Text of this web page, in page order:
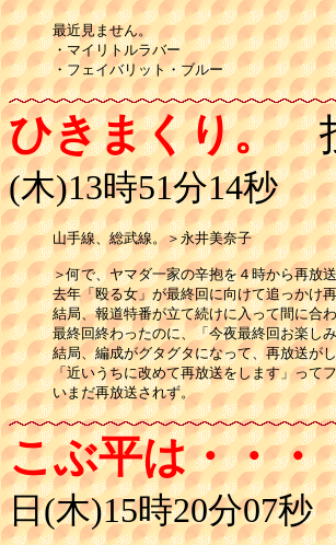
最近見ません。
・マイリトルラバー
・フェイバリット・ブルー
ひきまくり。
(木)13時51分14秒
山手線、総武線。＞永井美奈子
＞何で、ヤマダ一家の辛抱を４時から再放
去年「殴る女」が最終回に向けて追っかけ
結局、報道特番が立て続けに入って間に合
最終回終わったのに、「今夜最終回お楽し
結局、編成がグタグタになって、再放送が
「近いうちに改めて再放送をします」って
いまだ再放送されず。
こぶ平は・・・
日(木)15時20分07秒